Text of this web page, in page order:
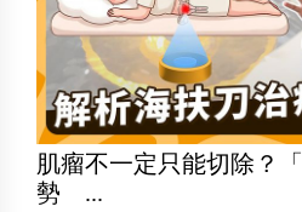
肌瘤不一定只能切除？
勢 ...